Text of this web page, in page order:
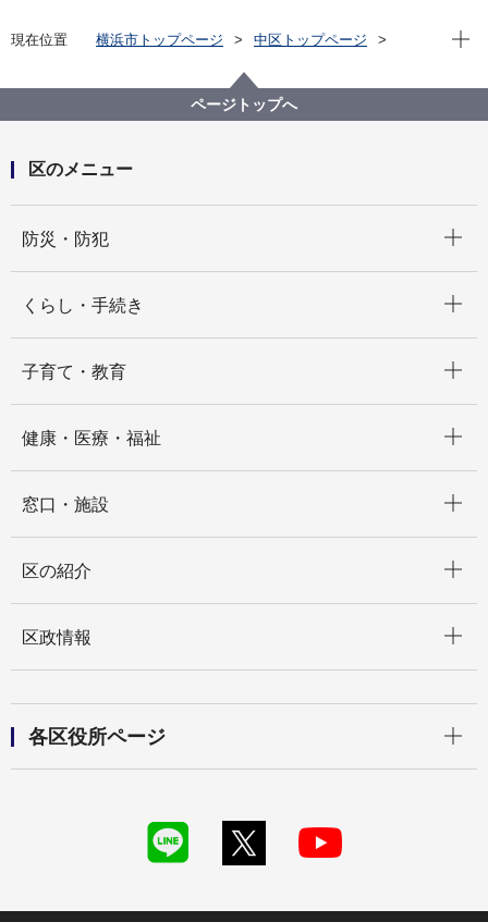
現在位置 横浜市トップページ
中区トップページ
「中区クリーンアップＤＡＹ！2025」を開催します！
現在
ページトップへ
区のメニュー
防災・防犯
くらし・手続き
子育て・教育
健康・医療・福祉
窓口・施設
区の紹介
区政情報
各区役所ページ